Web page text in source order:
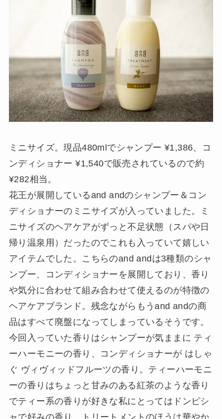
ミニサイズ。現品480mlでシャンプー ¥1,386、コ
ンディショナー ¥1,540で販売されているので約
¥282相当。
花王が展開しているand andのシャンプー＆コン
ディショナーのミニサイズが入っていました。ミ
ニサイズのヘアケアがずっと不足状態（スパや日
帰り温泉用）だったのでこれも入っていて嬉しい
アイテムでした。こちらのand andは3種類のシャ
ンプー、コンディショナーを展開しており、香り
や気分に合わせて組み合わせて使えるのが特徴の
ヘアケアブランド。残念ながらもうand andの商
品はすべて廃盤になってしまっているそうです。
今回入っていた香りはシャンプーが気ままに ティ
ーハーモニーの香り、コンディショナーが はしゃ
ぐ ヴィヴィッドフルーツの香り。ティーハーモニ
ーの香りはちょっと甘みのある紅茶のような香り
でティー系の香りが好きな私にとってはドンピシ